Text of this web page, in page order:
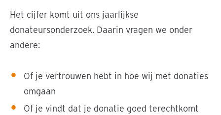
Het cijfer komt uit ons jaarlijkse
donateursonderzoek. Daarin vragen we onder
andere:
Of je vertrouwen hebt in hoe wij met donaties
omgaan
Of je vindt dat je donatie goed terechtkomt